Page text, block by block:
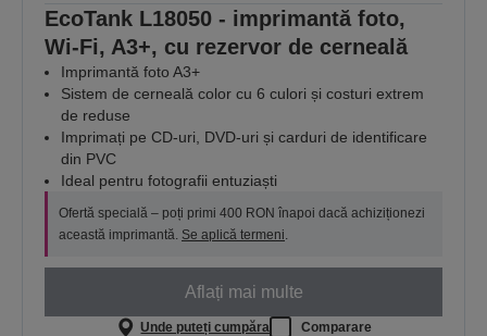
EcoTank L18050 - imprimantă foto,
Wi-Fi, A3+, cu rezervor de cerneală
Imprimantă foto A3+
Sistem de cerneală color cu 6 culori și costuri extrem
de reduse
Imprimați pe CD-uri, DVD-uri și carduri de identificare
din PVC
Ideal pentru fotografii entuziaști
Ofertă specială – poți primi 400 RON înapoi dacă achiziționezi
această imprimantă. Se aplică termeni.
Aflați mai multe
Unde puteți cumpăra Comparare